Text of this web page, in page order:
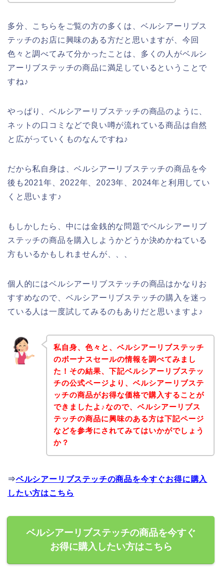
多分、こちらをご覧の方の多くは、ベルシアーリブス
テッチのお店に興味のある方だと思いますが、今回
色々と調べてみて分かったことは、多くの人がベルシ
アーリブステッチの商品に満足しているということで
すね♪
やっぱり、ベルシアーリブステッチの商品のように、
ネットの口コミなどで良い噂が流れている商品は自然
と広がっていくものなんですね♪
だから私自身は、ベルシアーリブステッチの商品を今
後も2021年、2022年、2023年、2024年と利用してい
くと思います♪
もしかしたら、中には金銭的な問題でベルシアーリブ
ステッチの商品を購入しようかどうか決めかねている
方もいるかもしれませんが、、、
個人的にはベルシアーリブステッチの商品はかなりお
すすめなので、ベルシアーリブステッチの購入を迷っ
ている人は一度試してみるのもありだと思いますよ♪
私自身、色々と、ベルシアーリブステッチ
のボーナスセールの情報を調べてみまし
た！その結果、下記ベルシアーリブステッ
チの公式ページより、ベルシアーリブステ
ッチの商品がお得な価格で購入することが
できましたよ♪なので、ベルシアーリブス
テッチの商品に興味のある方は下記ページ
などを参考にされてみてはいかがでしょう
か？
⇒ベルシアーリブステッチの商品を今すぐお得に購入
したい方はこちら
ベルシアーリブステッチの商品を今すぐ
お得に購入したい方はこちら